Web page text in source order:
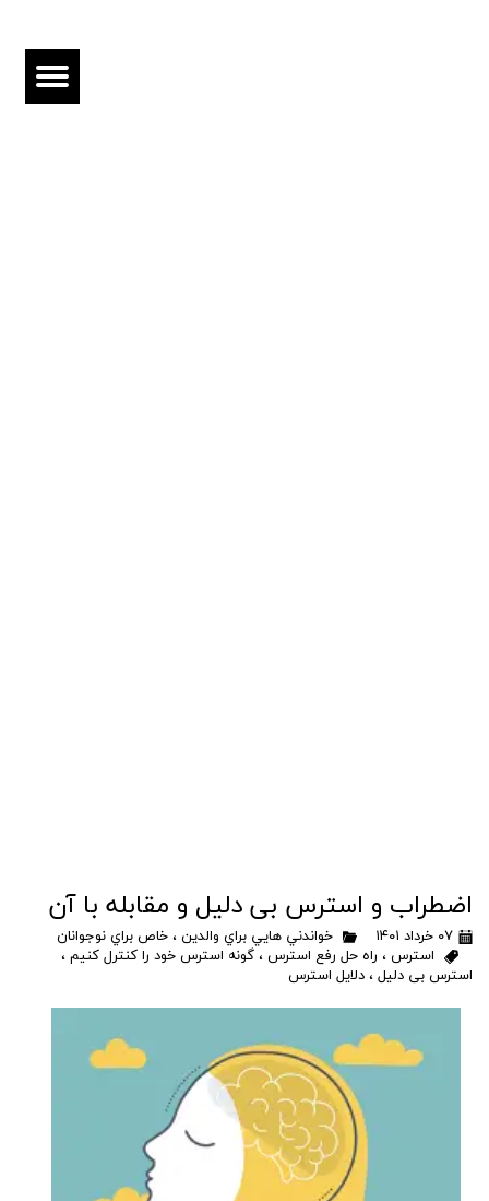
اضطراب و استرس بی دلیل و مقابله با آن
۰۷ خرداد ۱۴۰۱ خواندني هايي براي والدين ، خاص براي نوجوانان
استرس ، راه حل رفع استرس ، گونه استرس خود را کنترل کنیم ،
استرس بی دلیل ، دلایل استرس